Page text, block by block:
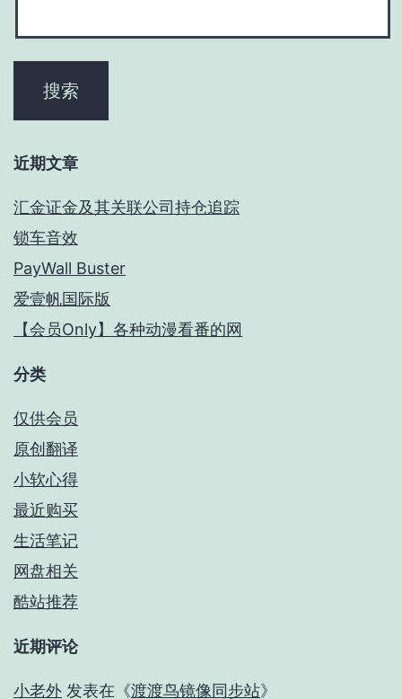
近期文章
汇金证金及其关联公司持仓追踪
锁车音效
PayWall Buster
爱壹帆国际版
【会员Only】各种动漫看番的网
分类
仅供会员
原创翻译
小软心得
最近购买
生活笔记
网盘相关
酷站推荐
近期评论
小老外 发表在《渡渡鸟镜像同步站》